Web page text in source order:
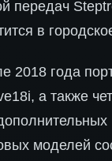
передач
в
2018 года
а также
моделей